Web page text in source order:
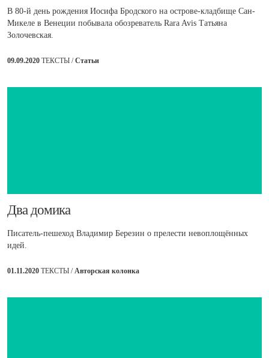
В 80-й день рождения Иосифа Бродского на острове-кладбище Сан-
Микеле в Венеции побывала обозреватель Rara Avis Татьяна
Золочевская.
09.09.2020 ТЕКСТЫ /Статьи
​Два домика
Писатель-пешеход Владимир Березин о прелести невоплощённых
идей.
01.11.2020 ТЕКСТЫ /Авторская колонка